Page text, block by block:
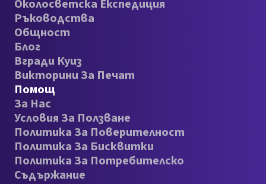
Околосветска Експедиция
Ръководства
Общност
Блог
Вгради Куиз
Викторини За Печат
Помощ
За Нас
Условия За Ползване
Политика За Поверителност
Политика За Бисквитки
Политика За Потребителско
Съдържание